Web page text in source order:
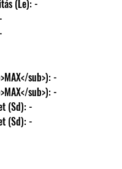
(Le): -
sub>): -
sub>): -
(Sd): -
(Sd): -